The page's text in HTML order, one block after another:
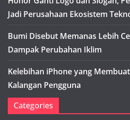
Jadi Perusahaan Ekosistem
Bumi Disebut Memanas Lebih
Dampak Perubahan Iklim
Kelebihan iPhone yang
Kalangan Pengguna
Categories